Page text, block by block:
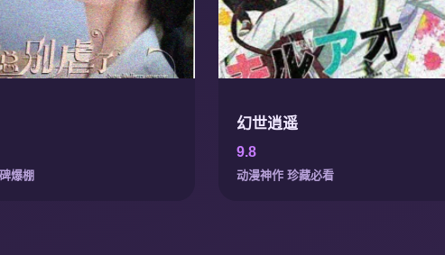
爆棚
幻世逍遥
9.8
动漫神作 珍藏必看